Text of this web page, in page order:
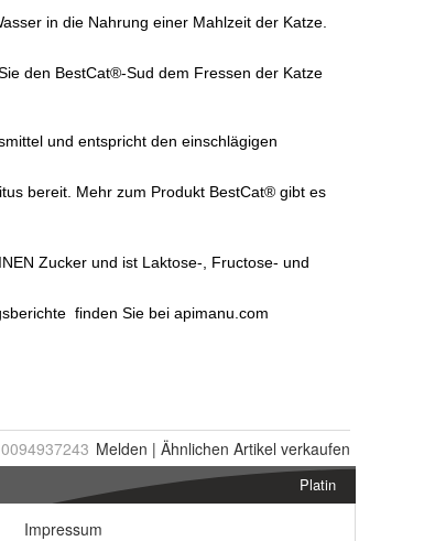
0094937243 Melden | Ähnlichen Artikel verkaufen
Platin
Impressum